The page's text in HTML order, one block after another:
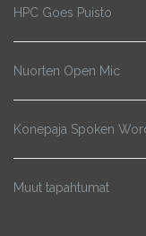
HPC Goes Puisto
Nuorten Open Mic
Konepaja Spoken
Muut tapahtumat